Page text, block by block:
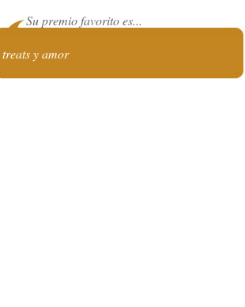
Su premio favorito es...
treats y amor